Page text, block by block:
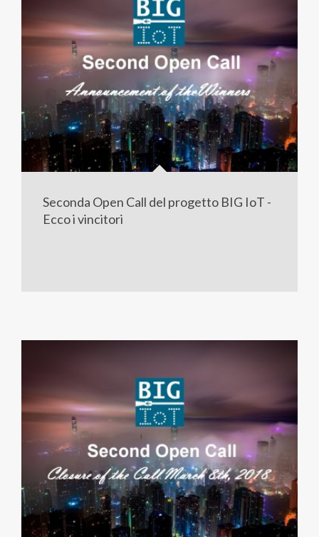
Seconda Open Call del progetto BIG IoT -
Ecco i vincitori